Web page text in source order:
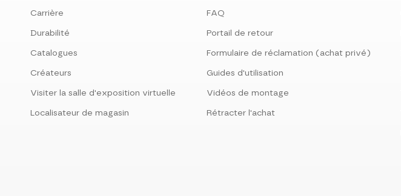
Carrière
Durabilité
Catalogues
Créateurs
Visiter la salle d'exposition virtuelle
Localisateur de magasin
FAQ
Portail de retour
Formulaire de réclamation (achat privé)
Guides d'utilisation
Vidéos de montage
Rétracter l'achat